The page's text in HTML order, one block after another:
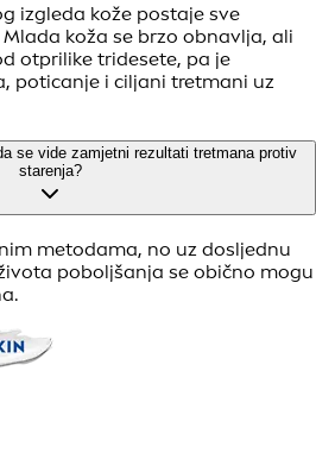
izgleda kože postaje sve
koža se brzo obnavlja, ali
otprilike tridesete, pa je
poticanje i ciljani tretmani uz
se vide zamjetni rezultati tretmana protiv
starenja?
metodama, no uz dosljednu
poboljšanja se obično mogu